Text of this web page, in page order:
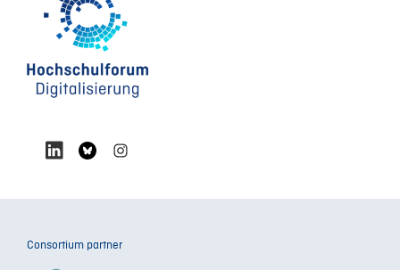
Consortium partner